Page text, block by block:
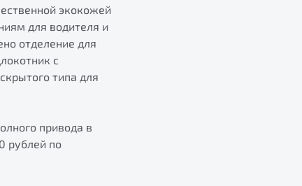
экокожей
для водителя и
отделение для
с
типа для
привода в
рублей по